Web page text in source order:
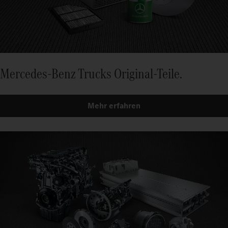
Mercedes-Benz Trucks Original-Teile.
Mehr erfahren